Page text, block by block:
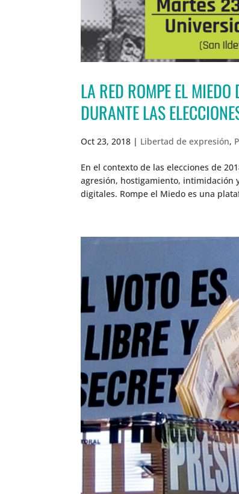
LA RED ROMPE EL
DURANTE LAS
Oct 23, 2018 | Libertad de expresión,
En el contexto de las elecciones de
agresión, hostigamiento, intimidación
digitales. Rompe el Miedo es una